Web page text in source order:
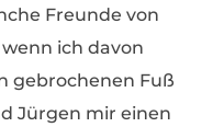
Freunde von
ich davon
gebrochenen Fuß
Jürgen mir einen